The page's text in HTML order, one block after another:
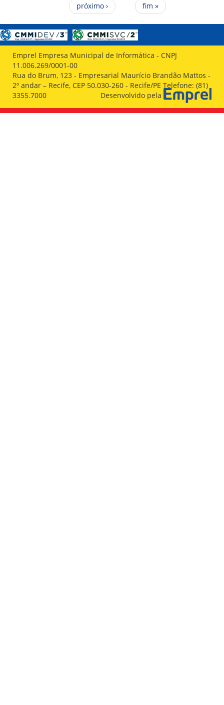
próximo ›
fim »
Emprel Empresa Municipal de Informática - CNPJ
11.006.269/0001-00
Rua do Brum, 123 - Empresarial Maurício Brandão Mattos -
2º andar – Recife, CEP 50.030-260 - Recife/PE Telefone: (81)
3355.7000
Desenvolvido pela